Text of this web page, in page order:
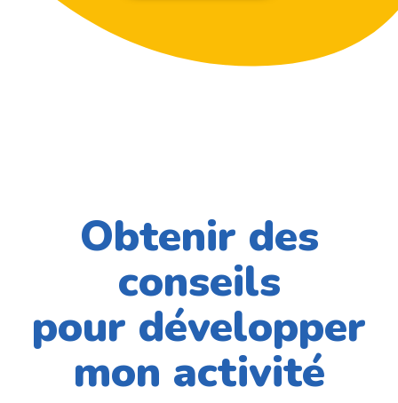
Obtenir des
conseils
pour développer
mon activité